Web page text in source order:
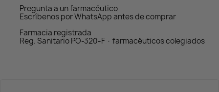
Pregunta a un farmacéutico
Escríbenos por WhatsApp antes de comprar
Farmacia registrada
Reg. Sanitario PO-320-F · farmacéuticos colegiados